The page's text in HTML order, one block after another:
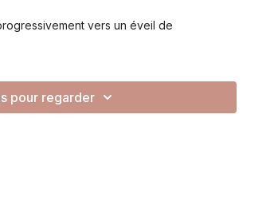
vers un éveil de
pour regarder